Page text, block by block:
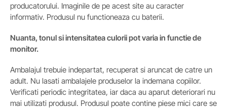
producatorului. Imaginile de pe acest site au caracter
informativ. Produsul nu functioneaza cu baterii.
Nuanta, tonul si intensitatea culorii pot varia in functie de
monitor.
Ambalajul trebuie indepartat, recuperat si aruncat de catre un
adult. Nu lasati ambalajele produselor la indemana copiilor.
Verificati periodic integritatea, iar daca au aparut deteriorari nu
mai utilizati produsul. Produsul poate contine piese mici care se